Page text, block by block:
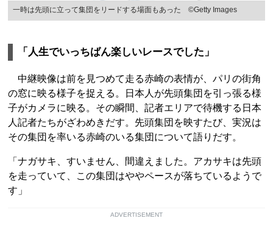
一時は先頭に立って集団をリードする場面もあった ©Getty Images
「人生でいっちばん楽しいレースでした」
中継映像は前を見つめて走る赤崎の表情が、パリの街角
の窓に映る様子を捉える。日本人が先頭集団を引っ張る様
子がカメラに映る。その瞬間、記者エリアで待機する日本
人記者たちがざわめきだす。先頭集団を映すたび、実況は
その集団を率いる赤崎のいる集団について語りだす。
「ナガサキ、すいません、間違えました。アカサキは先頭
を走っていて、この集団はややペースが落ちているようで
す」
ADVERTISEMENT